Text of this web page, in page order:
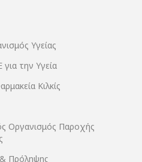
Υγείας
την Υγεία
Κιλκίς
Οργανισμός Παροχής
Πρόληψης